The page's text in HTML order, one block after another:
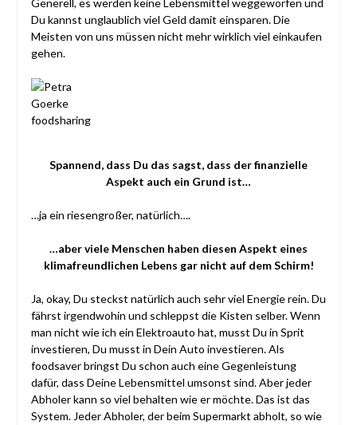
Generell, es werden keine Lebensmittel weggeworfen und
Du kannst unglaublich viel Geld damit einsparen. Die
Meisten von uns müssen nicht mehr wirklich viel einkaufen
gehen.
Spannend, dass Du das sagst, dass der finanzielle
Aspekt auch ein Grund ist…
…ja ein riesengroßer, natürlich….
…aber viele Menschen haben diesen Aspekt eines
klimafreundlichen Lebens gar nicht auf dem Schirm!
Ja, okay, Du steckst natürlich auch sehr viel Energie rein. Du
fährst irgendwohin und schleppst die Kisten selber. Wenn
man nicht wie ich ein Elektroauto hat, musst Du in Sprit
investieren, Du musst in Dein Auto investieren. Als
foodsaver bringst Du schon auch eine Gegenleistung
dafür, dass Deine Lebensmittel umsonst sind. Aber jeder
Abholer kann so viel behalten wie er möchte. Das ist das
System. Jeder Abholer, der beim Supermarkt abholt, so wie